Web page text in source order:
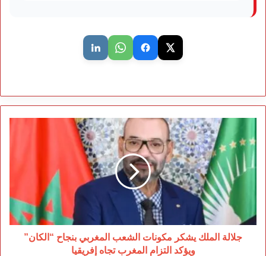
جلالة
الملك
يشكر
مكونات
الشعب
المغربي
بنجاح
“الكان”
ويؤكد
التزام
جلالة الملك يشكر مكونات الشعب المغربي بنجاح “الكان”
ويؤكد التزام المغرب تجاه إفريقيا